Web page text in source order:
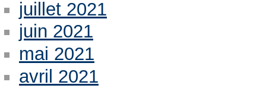
juillet 2021
juin 2021
mai 2021
avril 2021